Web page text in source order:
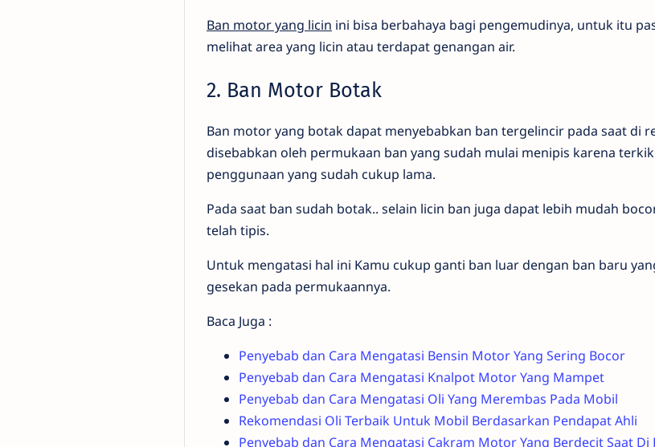
Ban motor yang licin ini bisa berbahaya bagi pengemudinya, untuk itu
melihat area yang licin atau terdapat genangan air.
2. Ban Motor Botak
Ban motor yang botak dapat menyebabkan ban tergelincir pada saat di
disebabkan oleh permukaan ban yang sudah mulai menipis karena
penggunaan yang sudah cukup lama.
Pada saat ban sudah botak.. selain licin ban juga dapat lebih mudah
telah tipis.
Untuk mengatasi hal ini Kamu cukup ganti ban luar dengan ban baru
gesekan pada permukaannya.
Baca Juga :
Penyebab dan Cara Mengatasi Bensin Motor Yang Sering Bocor
Penyebab dan Cara Mengatasi Knalpot Motor Yang Mampet
Penyebab dan Cara Mengatasi Oli Yang Merembas Pada Mobil
Rekomendasi Oli Terbaik Untuk Mobil Berdasarkan Pendapat Ahli
Penyebab dan Cara Mengatasi Cakram Motor Yang Berdecit Saat Di